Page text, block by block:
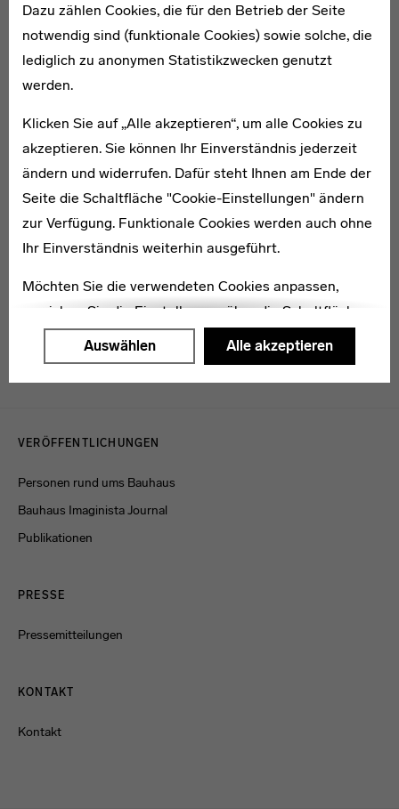
Dazu zählen Cookies, die für den Betrieb der Seite
notwendig sind (funktionale Cookies) sowie solche, die
lediglich zu anonymen Statistikzwecken genutzt
werden.
Klicken Sie auf „Alle akzeptieren“, um alle Cookies zu
akzeptieren. Sie können Ihr Einverständnis jederzeit
ändern und widerrufen. Dafür steht Ihnen am Ende der
Seite die Schaltfläche "Cookie-Einstellungen" ändern
zur Verfügung. Funktionale Cookies werden auch ohne
Ihr Einverständnis weiterhin ausgeführt.
Möchten Sie die verwendeten Cookies anpassen,
erreichen Sie die Einstellungen über die Schaltfläche
"Auswählen".
Auswählen Alle akzeptieren
Seifi Naki Halil Bey
* 1902
Hermann Klumpp
1902–1987
VERÖFFENTLICHUNGEN
Personen rund ums Bauhaus
Bauhaus Imaginista Journal
Publikationen
PRESSE
Pressemitteilungen
KONTAKT
Kontakt